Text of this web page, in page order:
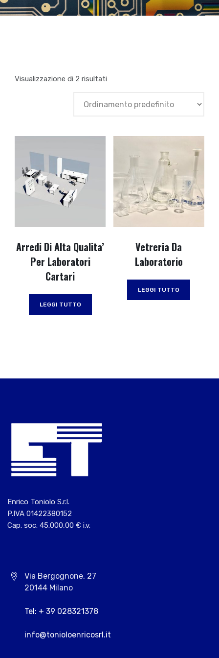
Visualizzazione di 2 risultati
Arredi Di Alta Qualita’
Per Laboratori
Cartari
LEGGI TUTTO
Vetreria Da
Laboratorio
LEGGI TUTTO
Enrico Toniolo S.r.l.
P.IVA 01422380152
Cap. soc. 45.000,00 € i.v.
Via Bergognone, 27
20144 Milano
Tel: + 39 028321378
info@tonioloenricosrl.it